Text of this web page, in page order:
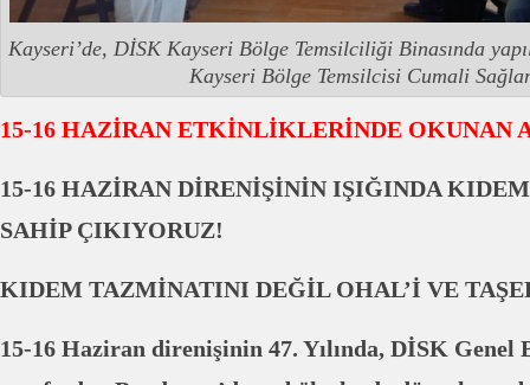
Kayseri’de, DİSK Kayseri Bölge Temsilciliği Binasında
Kayseri Bölge Temsilcisi Cumali
15-16 HAZİRAN ETKİNLİKLERİNDE OKUNAN
15-16 HAZİRAN DİRENİŞİNİN IŞIĞINDA
SAHİP ÇIKIYORUZ!
KIDEM TAZMİNATINI DEĞİL OHAL’İ VE
15-16 Haziran direnişinin 47. Yılında, DİSK Genel